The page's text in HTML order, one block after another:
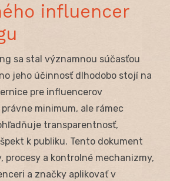
influencer
sa stal významnou súčasťou
jeho účinnosť dlhodobo stojí na
pre influencerov
minimum, ale rámec
transparentnosť,
k publiku. Tento dokument
procesy a kontrolné mechanizmy,
a značky aplikovať v